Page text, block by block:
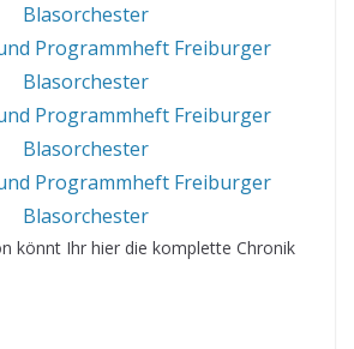
könnt Ihr hier die komplette Chronik